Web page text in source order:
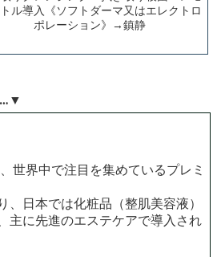
ル導入《ソフトダーマ又はエレクトロ
ポレーション》→鎮静
…▼
世界中で注目を集めているプレミ
、日本では化粧品（整肌美容液）
主に先進のエステケアで導入され